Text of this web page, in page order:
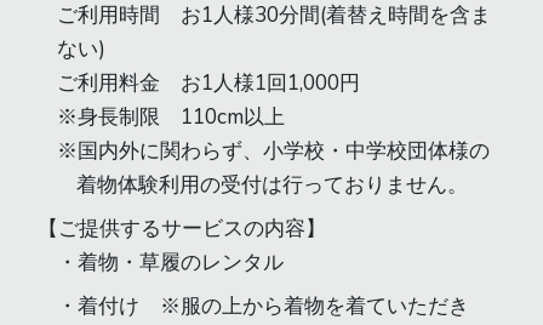
ご利用時間 お1人様30分間(着替え時間を含ま
ない)
ご利用料金 お1人様1回1,000円
※身長制限 110cm以上
※国内外に関わらず、小学校・中学校団体様の
着物体験利用の受付は行っておりません。
【ご提供するサービスの内容】
着物・草履のレンタル
着付け ※服の上から着物を着ていただき